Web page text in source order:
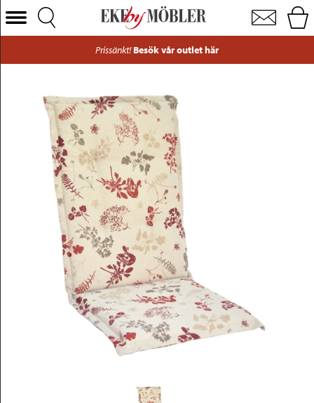
Standard positionsdyna tyg nature grey 50x123 cm
Välj Kategori
Förvaring
Inredning
Belysning
Utemöbler
Varumärken
Prissänkt! Besök vår outlet här